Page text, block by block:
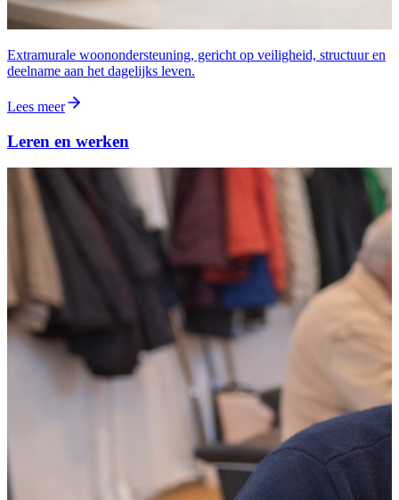
Extramurale woonondersteuning, gericht op veiligheid, structuur en
deelname aan het dagelijks leven.
Lees meer
Leren en werken